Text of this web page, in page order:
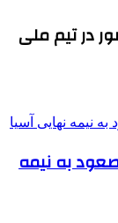
صعود به نیمه